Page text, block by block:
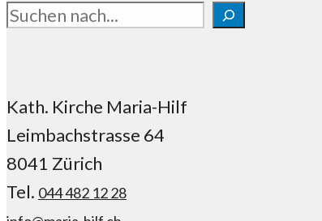
Suchen
Kath. Kirche Maria-Hilf
Leimbachstrasse 64
8041 Zürich
Tel. 044 482 12 28